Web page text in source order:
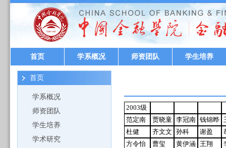
首页 学系概况 师资团队 学生培养
首页
学系概况
师资团队
学生培养
学术研究
2003级
范定南
贾晓童 李冠南 钱锦晔
杜健
齐文文 孙科 谢盈
方令怡
曹玺 黄伊涵 王翔